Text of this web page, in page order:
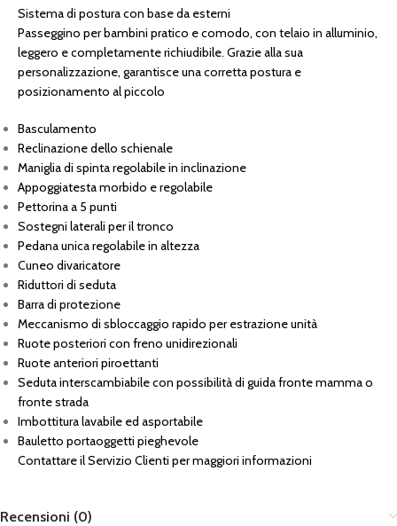
Sistema di postura con base da esterni
Passeggino per bambini pratico e comodo, con telaio in alluminio,
leggero e completamente richiudibile. Grazie alla sua
personalizzazione, garantisce una corretta postura e
posizionamento al piccolo
Basculamento
Reclinazione dello schienale
Maniglia di spinta regolabile in inclinazione
Appoggiatesta morbido e regolabile
Pettorina a 5 punti
Sostegni laterali per il tronco
Pedana unica regolabile in altezza
Cuneo divaricatore
Riduttori di seduta
Barra di protezione
Meccanismo di sbloccaggio rapido per estrazione unità
Ruote posteriori con freno unidirezionali
Ruote anteriori piroettanti
Seduta interscambiabile con possibilità di guida fronte mamma o
fronte strada
Imbottitura lavabile ed asportabile
Bauletto portaoggetti pieghevole
Contattare il Servizio Clienti per maggiori informazioni
Recensioni (0)